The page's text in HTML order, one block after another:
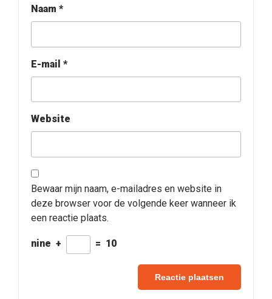
Naam *
E-mail *
Website
Bewaar mijn naam, e-mailadres en website in
deze browser voor de volgende keer wanneer ik
een reactie plaats.
nine + = 10